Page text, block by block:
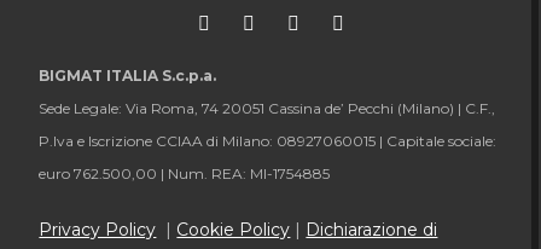
BIGMAT ITALIA S.c.p.a.
Sede Legale: Via Roma, 74 20051 Cassina de’ Pecchi (Milano) | C.F.,
P.Iva e Iscrizione CCIAA di Milano: 08927060015 | Capitale sociale:
euro 762.500,00 | Num. REA: MI-1754885
Privacy Policy | Cookie Policy | Dichiarazione di